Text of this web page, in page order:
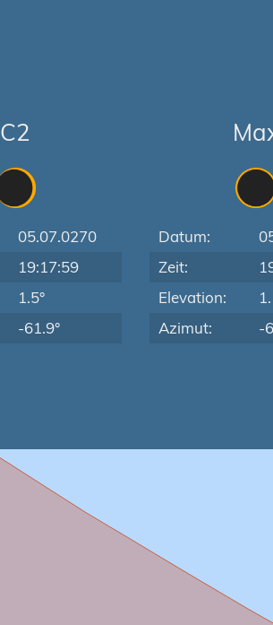
C2
05.07.0270
19:17:59
1.5°
-61.9°
Datum:
Zeit:
Elevation:
Azimut:
-